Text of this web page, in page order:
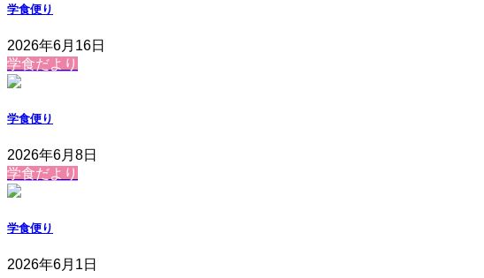
学食便り
2026年6月16日
学食だより
学食便り
2026年6月8日
学食だより
学食便り
2026年6月1日